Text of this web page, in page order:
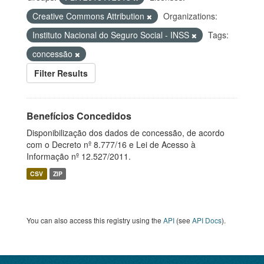
Creative Commons Attribution
Organizations:
Instituto Nacional do Seguro Social - INSS
Tags:
concessão
Filter Results
Benefícios Concedidos
Disponibilização dos dados de concessão, de acordo
com o Decreto nº 8.777/16 e Lei de Acesso à
Informação nº 12.527/2011.
CSV ZIP
You can also access this registry using the API (see API Docs).